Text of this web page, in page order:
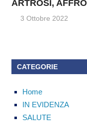
ARTROSI,
3 Ottobre 2022
CATEGORIE
Home
IN EVIDENZA
SALUTE